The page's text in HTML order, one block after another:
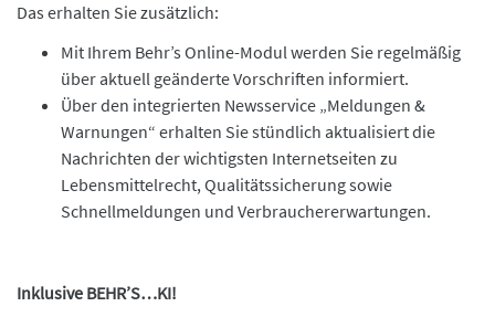
Das erhalten Sie zusätzlich:
Mit Ihrem Behr’s Online-Modul werden Sie regelmäßig
über aktuell geänderte Vorschriften informiert.
Über den integrierten Newsservice „Meldungen &
Warnungen“ erhalten Sie stündlich aktualisiert die
Nachrichten der wichtigsten Internetseiten zu
Lebensmittelrecht, Qualitätssicherung sowie
Schnellmeldungen und Verbrauchererwartungen.
Inklusive BEHR’S…KI!